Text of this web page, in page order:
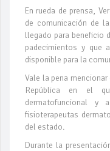
En rueda de prensa,
de comunicación de
llegado para beneficio
padecimientos y que
disponible para la
Vale la pena
República en el
dermatofuncional y
fisioterapeutas
del estado.
Durante la